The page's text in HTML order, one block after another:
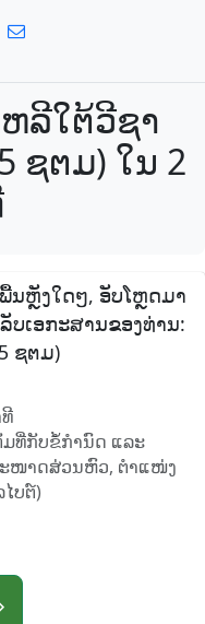
ລີໃຕ້ວີຊາ
ຊຕມ) ໃນ 2
ນຫຼັງໃດໆ, ອັບໂຫຼດມາ
ເອກະສານຂອງທ່ານ:
ຊຕມ)
ທີ່ກັບຂໍ້ກໍານົດ ແລະ
ໜາດສ່ວນຫົວ, ຕໍາແໜ່ງ
ບຕ໌)